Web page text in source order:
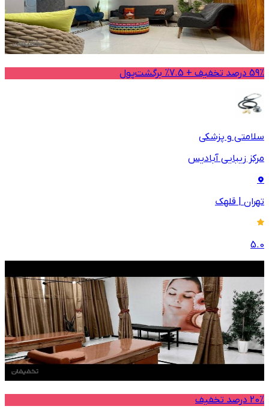
59% درصد تخفیف + 7.5% برگشت‌پول
سلامتی و پزشکی
مرکز زیبایی آبادیس
تهران | قلهک
5.0
20% درصد تخفیف